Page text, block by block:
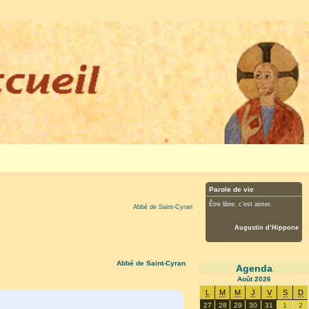
Abbé de Saint-Cyran
Abbé de Saint-Cyran
Parole de vie
Être libre, c’est aimer.
Augustin d’Hippone
Agenda
Août2026
M M J V S D
27 28 29 30 31 1 2